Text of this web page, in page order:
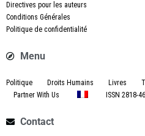
Directives pour les auteurs
Conditions Générales
Politique de confidentialité
Menu
Politique Droits Humains Livres
Partner With Us
ISSN 2818-
Contact